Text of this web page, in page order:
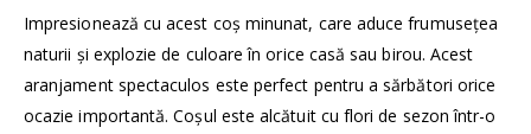
Impresionează cu acest coș minunat, care aduce frumuseţea
naturii şi explozie de culoare în orice casă sau birou. Acest
aranjament spectaculos este perfect pentru a sărbători orice
ocazie importantă. Coșul este alcătuit cu flori de sezon într-o